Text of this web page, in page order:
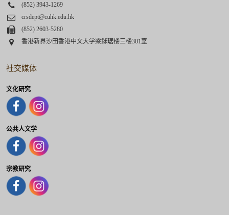
Phone
(852) 3943-1269
Email
crsdept@cuhk.edu.hk
Fax(852) 2603-5280
Address
香港新界沙田香港中文大学梁銶琚楼三楼301室
社交媒体
文化研究
公共人文学
宗教研究